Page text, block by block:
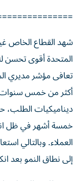
شهد القطاع الخاص
المتحدة أقوى تحسن
تعافى مؤشر مديري
أكثر من خمس
ديناميكيات الطلب،
خمسة أشهر في ظل
العملاء. وبالتالي
إلى نطاق النمو بعد